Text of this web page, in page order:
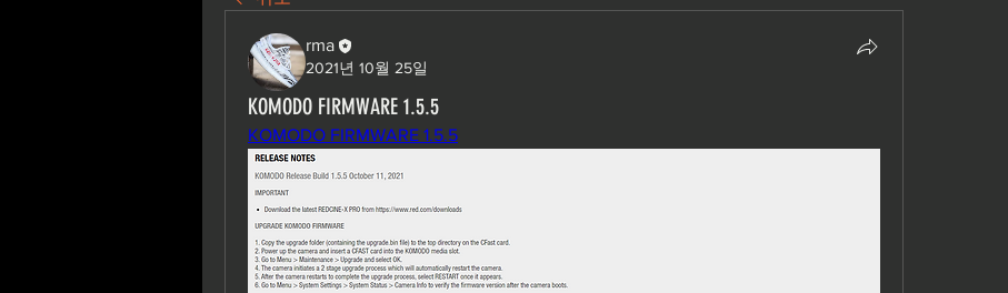
rma
2021년 10월 25일
KOMODO FIRMWARE 1.5.5
KOMODO FIRMWARE 1.5.5